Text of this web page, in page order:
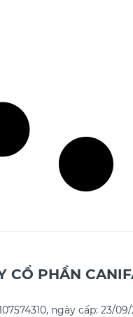
CỔ PHẦN
ngày cấp: 23/09/